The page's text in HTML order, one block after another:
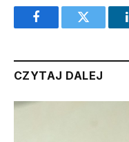
FacebookTwitter
CZYTAJ DALEJ